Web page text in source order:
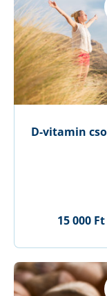
D-vitamin
15 000 Ft